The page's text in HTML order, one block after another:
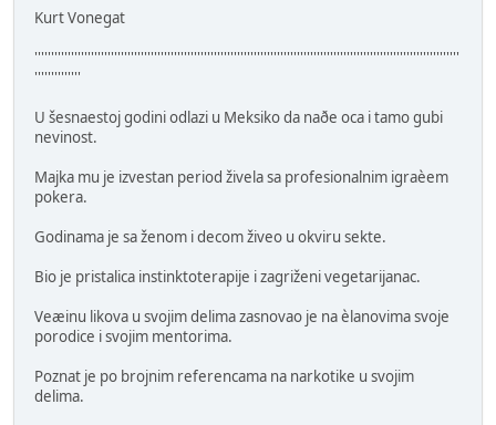
Kurt Vonegat
''''''''''''''''''''''''''''''''''''''''''''''''''''''''''''''''''''''''''''''''''''''''''''''''''''''''''''''''''''''''''''''''
''''''''''''''
U šesnaestoj godini odlazi u Meksiko da naðe oca i tamo gubi
nevinost.
Majka mu je izvestan period živela sa profesionalnim igraèem
pokera.
Godinama je sa ženom i decom živeo u okviru sekte.
Bio je pristalica instinktoterapije i zagriženi vegetarijanac.
Veæinu likova u svojim delima zasnovao je na èlanovima svoje
porodice i svojim mentorima.
Poznat je po brojnim referencama na narkotike u svojim
delima.